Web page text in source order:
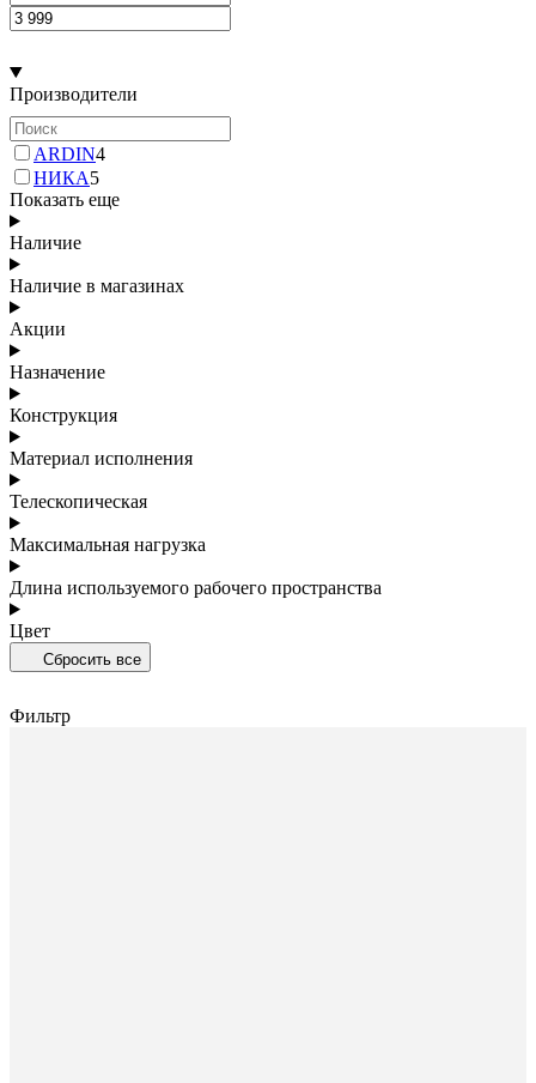
Производители
ARDIN4
НИКА5
Показать еще
Наличие
Наличие в магазинах
Акции
Назначение
Конструкция
Материал исполнения
Телескопическая
Максимальная нагрузка
Длина используемого рабочего пространства
Цвет
Сбросить все
Фильтр